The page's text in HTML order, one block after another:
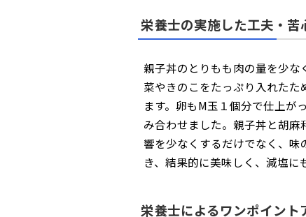
栄養士の実施した工夫・苦
親子丼のとりもも肉の量を少
菜やきのこをたっぷり入れた
ます。卵もM玉１個分で仕上が
み合わせました。親子丼と胡
響を少なくするだけでなく、
き、結果的に美味しく、減塩に
栄養士によるワンポイント